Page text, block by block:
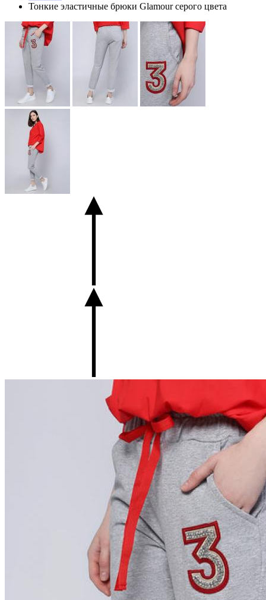
Тонкие эластичные брюки Glamour серого цвета